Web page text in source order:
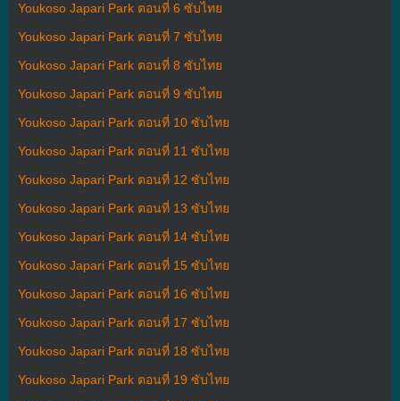
Youkoso Japari Park ตอนที่ 6 ซับไทย
Youkoso Japari Park ตอนที่ 7 ซับไทย
Youkoso Japari Park ตอนที่ 8 ซับไทย
Youkoso Japari Park ตอนที่ 9 ซับไทย
Youkoso Japari Park ตอนที่ 10 ซับไทย
Youkoso Japari Park ตอนที่ 11 ซับไทย
Youkoso Japari Park ตอนที่ 12 ซับไทย
Youkoso Japari Park ตอนที่ 13 ซับไทย
Youkoso Japari Park ตอนที่ 14 ซับไทย
Youkoso Japari Park ตอนที่ 15 ซับไทย
Youkoso Japari Park ตอนที่ 16 ซับไทย
Youkoso Japari Park ตอนที่ 17 ซับไทย
Youkoso Japari Park ตอนที่ 18 ซับไทย
Youkoso Japari Park ตอนที่ 19 ซับไทย